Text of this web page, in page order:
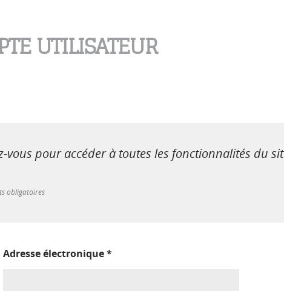
UTILISATEUR
vous pour accéder à toutes les fonctionnalités du
obligatoires
Adresse électronique*